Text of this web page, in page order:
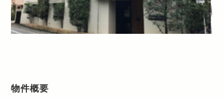
物件概要